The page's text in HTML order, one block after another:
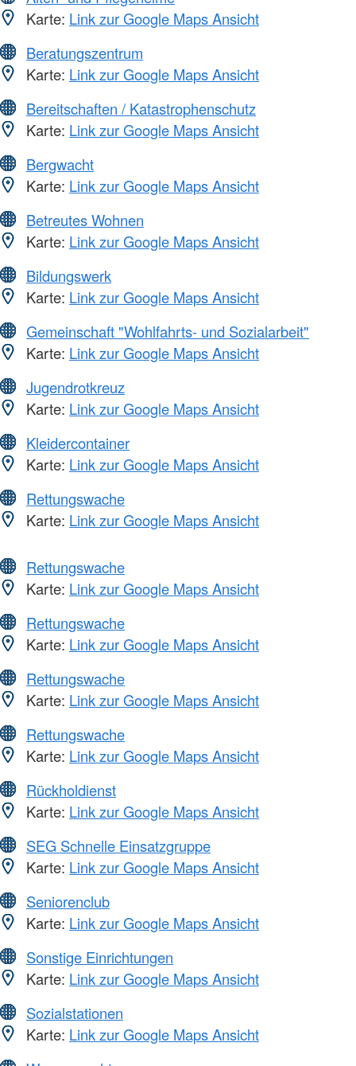
Karte: Link zur Google Maps Ansicht
Beratungszentrum
Karte: Link zur Google Maps Ansicht
Bereitschaften / Katastrophenschutz
Karte: Link zur Google Maps Ansicht
Bergwacht
Karte: Link zur Google Maps Ansicht
Betreutes Wohnen
Karte: Link zur Google Maps Ansicht
Bildungswerk
Karte: Link zur Google Maps Ansicht
Gemeinschaft "Wohlfahrts- und Sozialarbeit"
Karte: Link zur Google Maps Ansicht
Jugendrotkreuz
Karte: Link zur Google Maps Ansicht
Kleidercontainer
Karte: Link zur Google Maps Ansicht
Rettungswache
Karte: Link zur Google Maps Ansicht
Rettungswache
Karte: Link zur Google Maps Ansicht
Rettungswache
Karte: Link zur Google Maps Ansicht
Rettungswache
Karte: Link zur Google Maps Ansicht
Rettungswache
Karte: Link zur Google Maps Ansicht
Rückholdienst
Karte: Link zur Google Maps Ansicht
SEG Schnelle Einsatzgruppe
Karte: Link zur Google Maps Ansicht
Seniorenclub
Karte: Link zur Google Maps Ansicht
Sonstige Einrichtungen
Karte: Link zur Google Maps Ansicht
Sozialstationen
Karte: Link zur Google Maps Ansicht